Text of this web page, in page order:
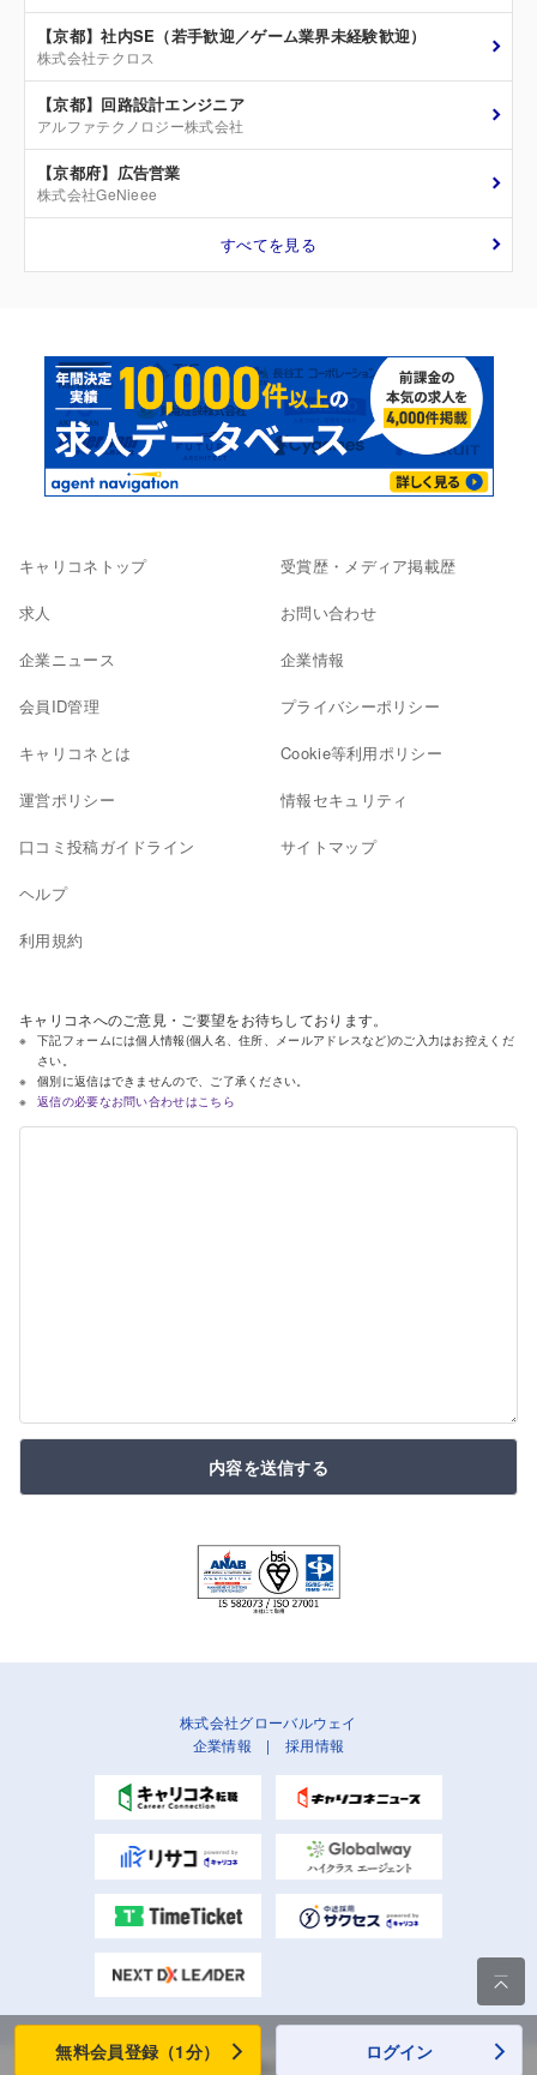
【京都】社内SE（若手歓迎／ゲーム業界未経験歓迎）
株式会社テクロス
【京都】回路設計エンジニア
アルファテクノロジー株式会社
【京都府】広告営業
株式会社GeNieee
すべてを見る
キャリコネトップ
求人
企業ニュース
会員ID管理
キャリコネとは
運営ポリシー
口コミ投稿ガイドライン
ヘルプ
利用規約
受賞歴・メディア掲載歴
お問い合わせ
企業情報
プライバシーポリシー
Cookie等利用ポリシー
情報セキュリティ
サイトマップ
キャリコネへのご意見・ご要望をお待ちしております。
下記フォームには個人情報(個人名、住所、メールアドレスなど)のご入力はお控えくだ
さい。
個別に返信はできませんので、ご了承ください。
返信の必要なお問い合わせはこちら
内容を送信する
株式会社グローバルウェイ
企業情報 | 採用情報
Copyright (C) Globalway, Inc. All rights reserved.

無料会員登録（1分） ログイン